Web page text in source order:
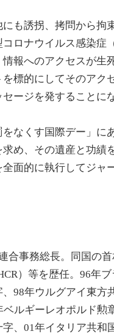
も誘拐、拷問から拘
ロナウイルス感染症
報へのアクセスが生
標的にしてそのアク
ージを発することに
をなくす国際デー」
め、その遺産と功績
面的に執行してジャ
合事務総長。同国の
）等を歴任。96年
98年ウルグアイ東方
ルギーレオポルド勲
、01年イタリア共和